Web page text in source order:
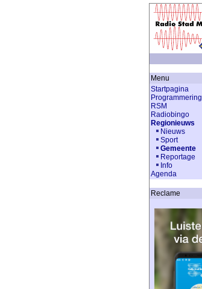
Menu
Startpagina
Programmering
RSM
Radiobingo
Regionieuws
Nieuws
Sport
Gemeente
Reportage
Info
Agenda
Reclame